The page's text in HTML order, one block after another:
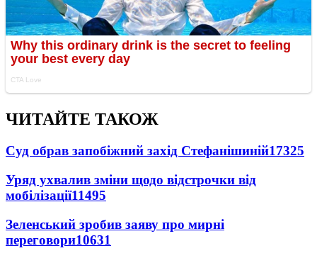
ЧИТАЙТЕ ТАКОЖ
Суд обрав запобіжний захід Стефанішиній17325
Уряд ухвалив зміни щодо відстрочки від
мобілізації11495
Зеленський зробив заяву про мирні
переговори10631